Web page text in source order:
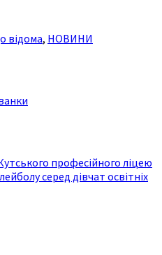
відома, НОВИНИ
професійного ліцею
серед дівчат освітніх